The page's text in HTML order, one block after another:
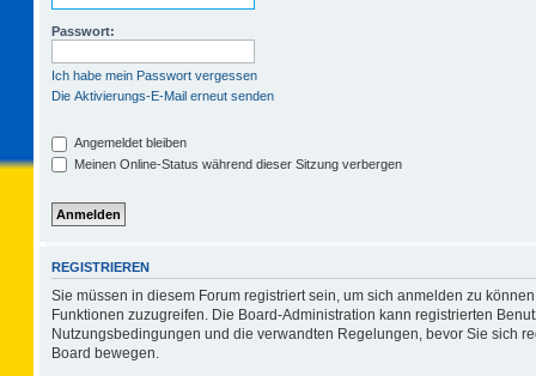
Passwort:
Ich habe mein Passwort vergessen
Die Aktivierungs-E-Mail erneut senden
Angemeldet bleiben
Meinen Online-Status während dieser Sitzung verbergen
REGISTRIEREN
Sie müssen in diesem Forum registriert sein, um sich anmelden zu
Funktionen zuzugreifen. Die Board-Administration kann registrierten
Nutzungsbedingungen und die verwandten Regelungen, bevor Sie sich
Board bewegen.